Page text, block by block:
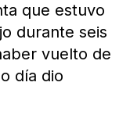
que estuvo
durante seis
vuelto de
día dio